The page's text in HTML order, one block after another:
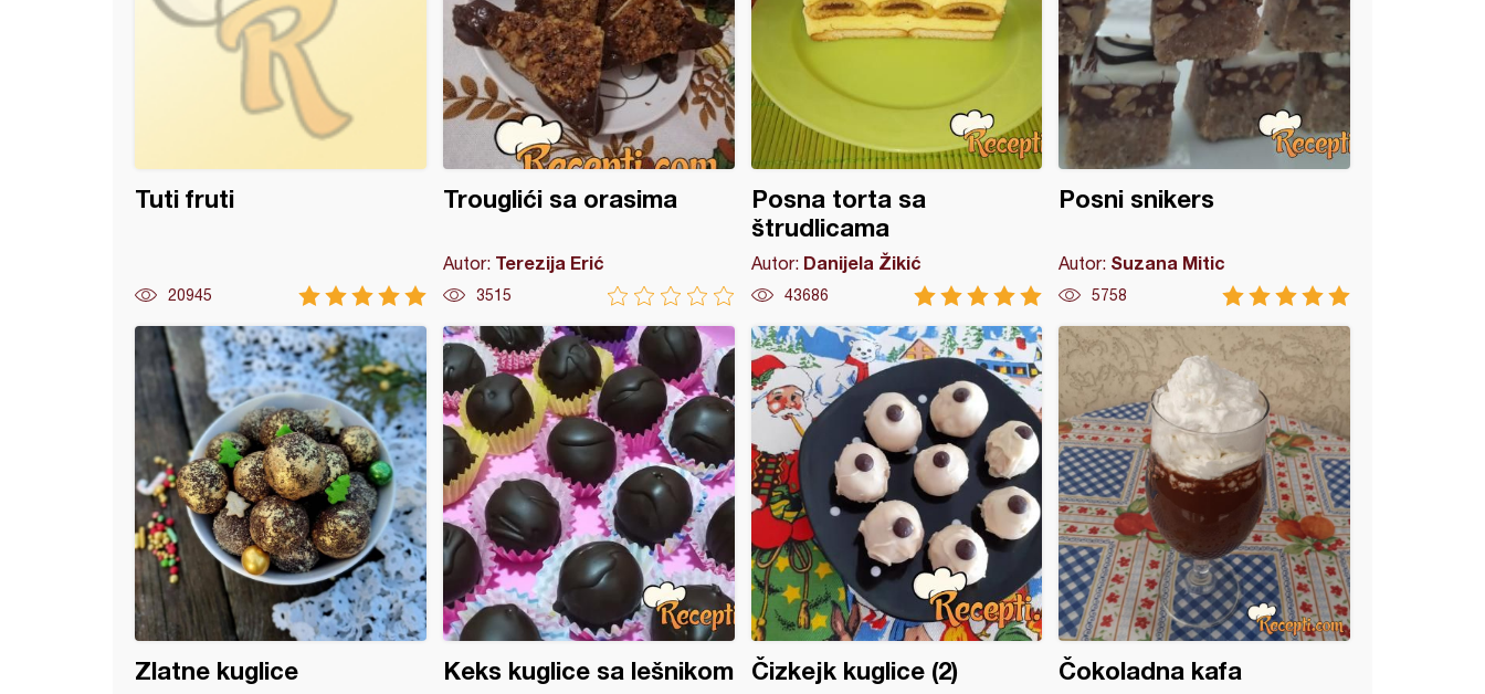
Tuti fruti
20945
Trouglići sa orasima
Autor: Terezija Erić
3515
Posna torta sa
štrudlicama
Autor: Danijela Žikić
43686
Posni snikers
Autor: Suzana Mitic
5758
Zlatne kuglice Keks kuglice sa lešnikom Čizkejk kuglice (2) Čokoladna kafa